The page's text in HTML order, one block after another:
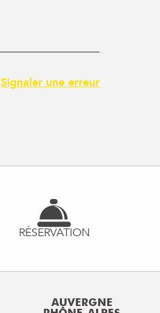
Signaler une erreur
RÉSERVATION
AUVERGNE